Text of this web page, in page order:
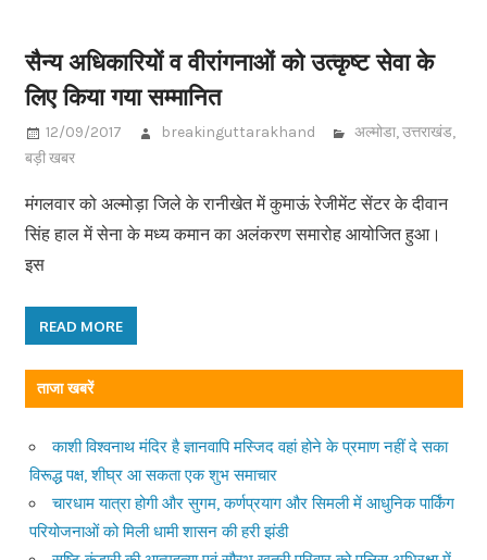
सैन्‍य अधिकारियों व वीरांगनाओं को उत्‍कृष्‍ट सेवा के
लिए किया गया सम्‍मानित
12/09/2017 breakinguttarakhand अल्मोडा,उत्तराखंड,
बड़ी खबर
मंगलवार को अल्मोड़ा जिले के रानीखेत में कुमाऊं रेजीमेंट सेंटर के दीवान
सिंह हाल में सेना के मध्य कमान का अलंकरण समारोह आयोजित हुआ।
इस
READ MORE
ताजा खबरें
काशी विश्वनाथ मंदिर है ज्ञानवापि मस्जिद वहां होने के प्रमाण नहीं दे सका
विरूद्ध पक्ष, शीघ्र आ सकता एक शुभ समाचार
चारधाम यात्रा होगी और सुगम, कर्णप्रयाग और सिमली में आधुनिक पार्किंग
परियोजनाओं को मिली धामी शासन की हरी झंडी